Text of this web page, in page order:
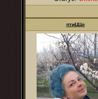
птиЦЦо